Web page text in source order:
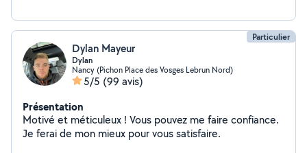
Particulier
Dylan Mayeur
Dylan
Nancy (Pichon Place des Vosges Lebrun Nord)
5/5 (99 avis)
Présentation
Motivé et méticuleux ! Vous pouvez me faire confiance.
Je ferai de mon mieux pour vous satisfaire.